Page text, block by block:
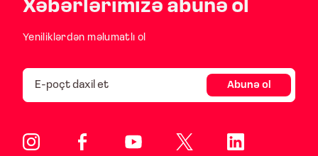
Xəbərlərimizə abunə ol
Yeniliklərdən məlumatlı ol
Abunə ol